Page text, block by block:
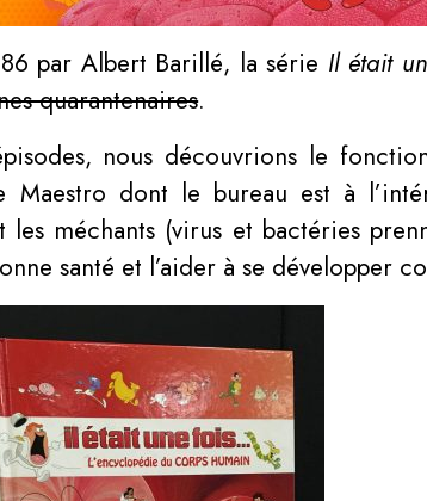
par Albert Barillé, la série Il était
quarantenaires.
nous découvrions le
Maestro dont le bureau est à
les méchants (virus et bactéries
santé et l’aider à se développer